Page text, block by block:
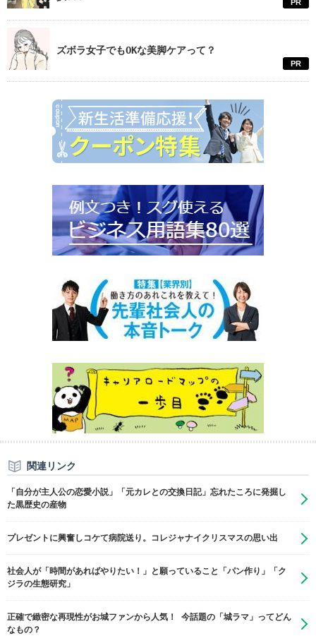
PR
ズボラ女子でもOKな美脚ケアって？
PR
関連リンク
「自分が主人公の恋愛小説」「元カレとの交換日記」忘れたころに発掘し
た黒歴史の産物
プレゼントに興奮しコケて病院送り。コレジャナイクリスマスの思い出
社会人が「時間があればやりたい！」と願っていること「パン作り」「ク
ジラの生態研究」
正確で緻密な再現性がお城ファンから人気！ 今話題の「城ラマ」ってどん
なもの？